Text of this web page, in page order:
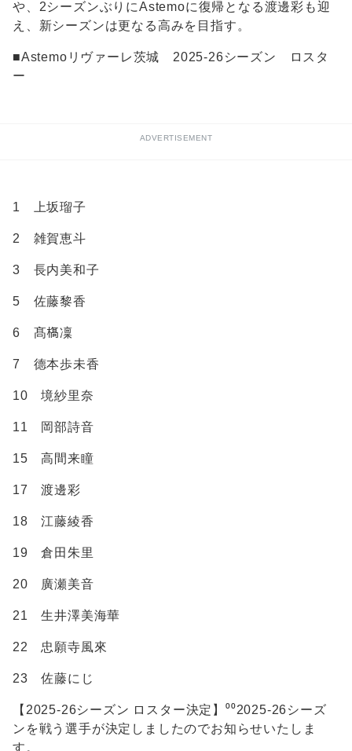
や、2シーズンぶりにAstemoに復帰となる渡邊彩も迎
え、新シーズンは更なる高みを目指す。
■Astemoリヴァーレ茨城 2025-26シーズン ロスタ
ー
ADVERTISEMENT
1 上坂瑠子
2 雑賀恵斗
3 長内美和子
5 佐藤黎香
6 髙𣘺凜
7 德本歩未香
10 境紗里奈
11 岡部詩音
15 高間来瞳
17 渡邊彩
18 江藤綾香
19 倉田朱里
20 廣瀬美音
21 生井澤美海華
22 忠願寺風來
23 佐藤にじ
【2025-26シーズン ロスター決定】⁰⁰2025-26シーズ
ンを戦う選手が決定しましたのでお知らせいたしま
す。